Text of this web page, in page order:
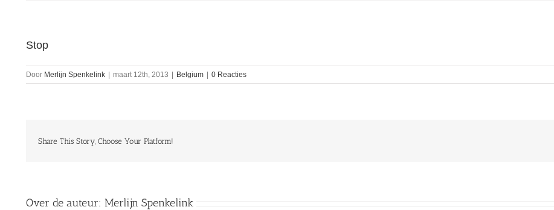
Stop
Door Merlijn Spenkelink maart 12th, 2013 Belgium 0 Reacties
Share This Story, Choose Your Platform!
Over de auteur: Merlijn Spenkelink